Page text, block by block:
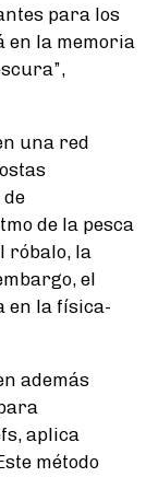
para los
en la memoria
una red
de la pesca
róbalo, la
el
en la física-
además
aplica
método